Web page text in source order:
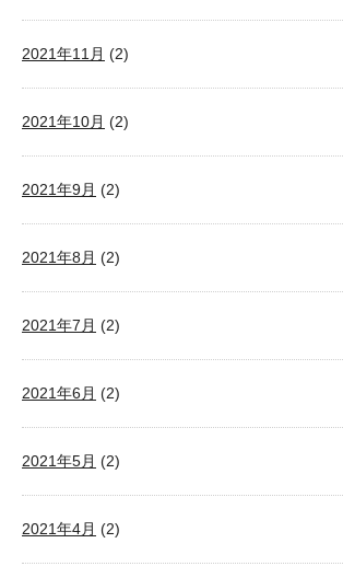
2021年11月 (2)
2021年10月 (2)
2021年9月 (2)
2021年8月 (2)
2021年7月 (2)
2021年6月 (2)
2021年5月 (2)
2021年4月 (2)